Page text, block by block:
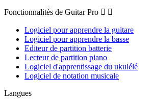
Fonctionnalités de Guitar Pro  
Logiciel pour apprendre la guitare
Logiciel pour apprendre la basse
Editeur de partition batterie
Lecteur de partition piano
Logiciel d'apprentissage du ukulélé
Logiciel de notation musicale
Langues